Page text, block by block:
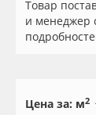
Доставка
Листовые
Товар
и менеджер
Цена за: м2